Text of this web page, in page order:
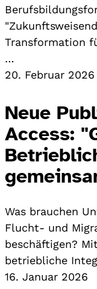
Transformation
…
20. Februar 2026
Neue
Access:
Was brauchen
Flucht- und
beschäftigen?
betriebliche
16. Januar 2026